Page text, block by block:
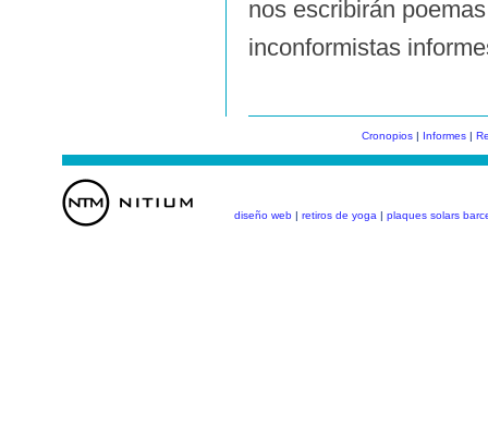
nos escribirán
inconformistas
Cronopios | Informes |
diseño web| retiros de yoga | plaques solars